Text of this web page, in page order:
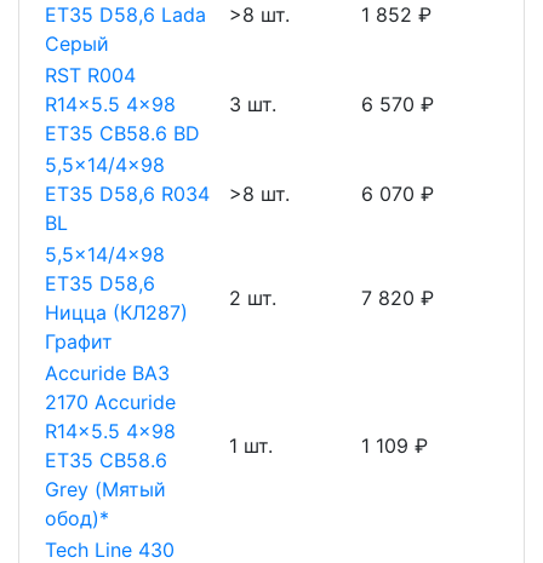
ET35 D58,6 Lada
Серый
>8 шт. 1 852 ₽
RST R004
R14x5.5 4x98
ET35 CB58.6 BD
3 шт. 6 570 ₽
5,5x14/4x98
ET35 D58,6 R034
BL
>8 шт. 6 070 ₽
5,5x14/4x98
ET35 D58,6
Ницца (КЛ287)
Графит
2 шт. 7 820 ₽
Accuride ВАЗ
2170 Accuride
R14x5.5 4x98
ET35 CB58.6
Grey (Мятый
обод)*
1 шт. 1 109 ₽
Tech Line 430